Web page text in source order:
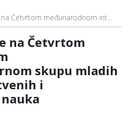
interdisciplinarnom skupu mladih naučnika društvenih i humanističkih nauka
na Četvrtom
skupu mladih
i